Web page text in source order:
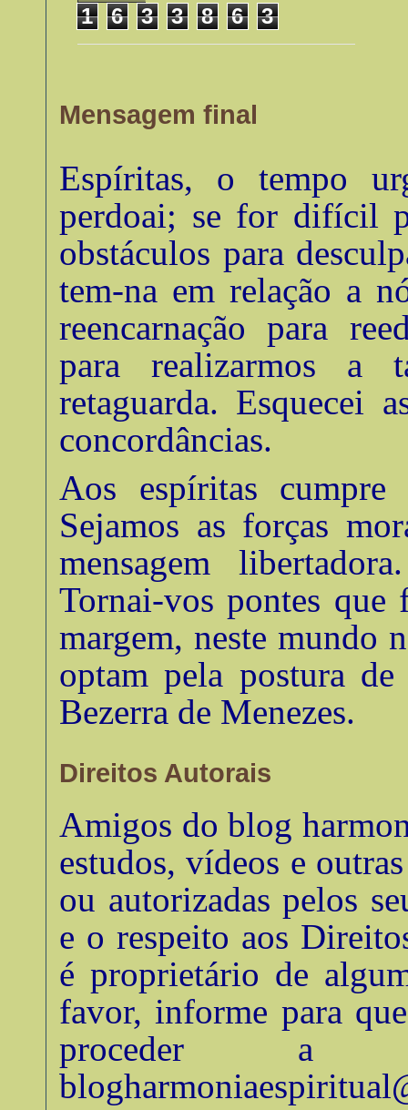
1 6 3 3 8 6 3
Mensagem final
Espíritas, o tempo
perdoai; se for difícil
obstáculos para
tem-na em relação a
reencarnação para
para realizarmos a
retaguarda. Esquecei
concordâncias.
Aos espíritas
Sejamos as forças
mensagem
Tornai-vos pontes que
margem, neste mundo
optam pela postura
Bezerra de Menezes.
Direitos Autorais
Amigos do blog
estudos, vídeos e
ou autorizadas pelos
e o respeito aos
é proprietário de
favor, informe para
proceder a